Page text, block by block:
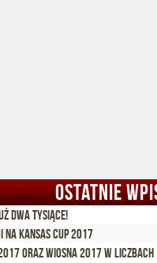
OSTATNIE
dwa tysiące!
Kansas Cup 2017
oraz wiosna 2017 w liczbach